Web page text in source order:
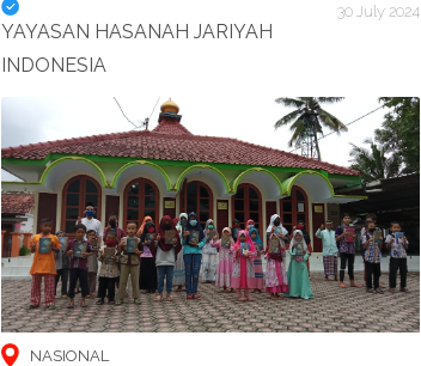
YAYASAN HASANAH JARIYAH
INDONESIA
30 July 2024
NASIONAL